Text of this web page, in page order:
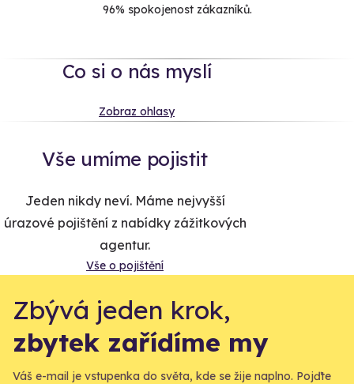
96% spokojenost zákazníků.
Co si o nás myslí
Zobraz ohlasy
Vše umíme pojistit
Jeden nikdy neví. Máme nejvyšší
úrazové pojištění z nabídky zážitkových
agentur.
Vše o pojištění
Zbývá jeden krok,
zbytek zařídíme my
Váš e-mail je vstupenka do světa, kde se žije naplno. Pojďte